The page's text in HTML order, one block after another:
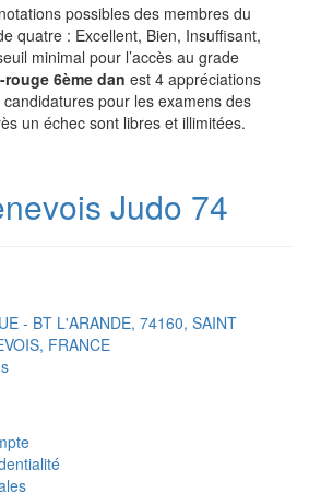
possibles des membres du
quatre : Excellent, Bien, Insuffisant,
minimal pour l’accès au grade
6ème dan est 4 appréciations
pour les examens des
un échec sont libres et illimitées.
Judo 74
- BT L'ARANDE, 74160, SAINT
FRANCE